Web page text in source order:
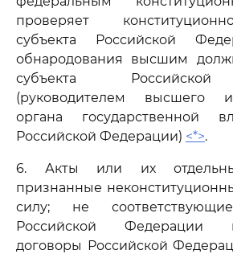
проверяет
субъекта Российской
обнародования высшим
субъекта
(руководителем высшего
органа государственной
Российской Федерации) <*>.
6. Акты или их
признанные
силу; не
Российской Федерации
договоры Российской